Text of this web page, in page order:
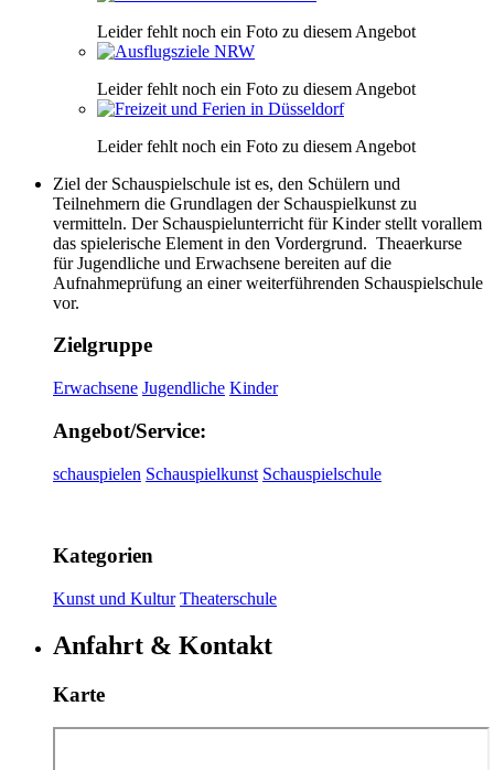
Leider fehlt noch ein Foto zu diesem Angebot
Leider fehlt noch ein Foto zu diesem Angebot
Leider fehlt noch ein Foto zu diesem Angebot
Ziel der Schauspielschule ist es, den Schülern und
Teilnehmern die Grundlagen der Schauspielkunst zu
vermitteln. Der Schauspielunterricht für Kinder stellt vorallem
das spielerische Element in den Vordergrund. Theaerkurse
für Jugendliche und Erwachsene bereiten auf die
Aufnahmeprüfung an einer weiterführenden Schauspielschule
vor.
Zielgruppe
Erwachsene Jugendliche Kinder
Angebot/Service:
schauspielen Schauspielkunst Schauspielschule
Kategorien
Kunst und Kultur Theaterschule
Anfahrt & Kontakt
Karte